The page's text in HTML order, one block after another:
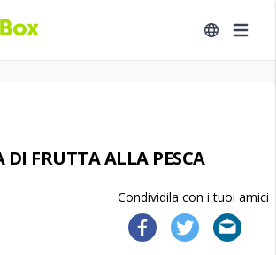
DI FRUTTA ALLA PESCA
Condividila con i tuoi amici